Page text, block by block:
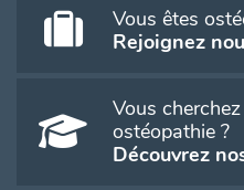
Vous êtes
Rejoignez
Vous
ostéopathie ?
Découvrez